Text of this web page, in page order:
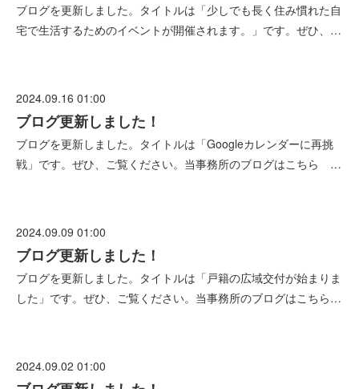
ブログを更新しました。タイトルは「少しでも長く住み慣れた自
宅で生活するためのイベントが開催されます。」です。ぜひ、…
2024.09.16 01:00
ブログ更新しました！
ブログを更新しました。タイトルは「Googleカレンダーに再挑
戦」です。ぜひ、ご覧ください。当事務所のブログはこちら …
2024.09.09 01:00
ブログ更新しました！
ブログを更新しました。タイトルは「戸籍の広域交付が始まりま
した」です。ぜひ、ご覧ください。当事務所のブログはこちら…
2024.09.02 01:00